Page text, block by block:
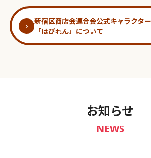
新宿区商店会連合会公式キャラクター
「はぴれん」について
お知らせ
NEWS